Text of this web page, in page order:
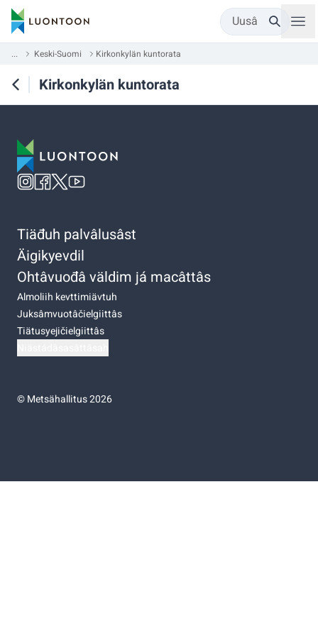
Uusâ
... Keski-Suomi Kirkonkylän kuntorata
Kirkonkylän kuntorata
Tiäđuh palvâlusâst
Äigikyevdil
Ohtâvuođâ väldim já macâttâs
Almoliih kevttimiävtuh
Juksâmvuotâčielgiittâs
Tiätusyejičielgiittâs
©Metsähallitus 2026